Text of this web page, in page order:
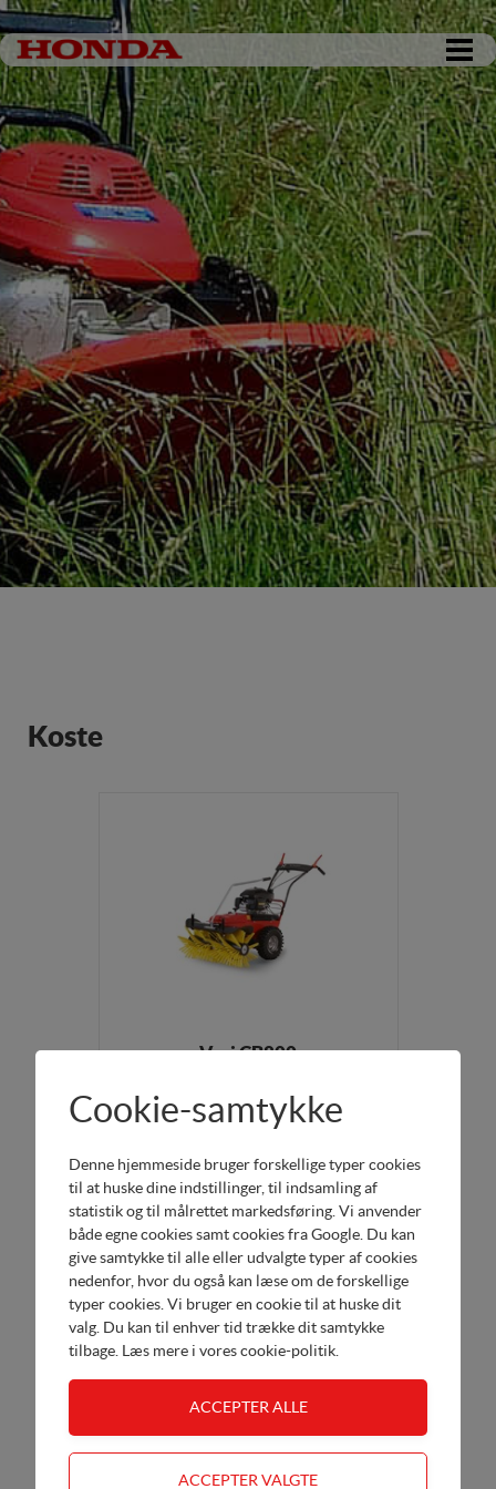
DKK 0,00
Gå til kassen
Tøm kurv
Koste
Vari CB800
Vari CB1000
Cookie-samtykke
Denne hjemmeside bruger forskellige typer cookies
til at huske dine indstillinger, til indsamling af
statistik og til målrettet markedsføring. Vi anvender
både egne cookies samt cookies fra Google. Du kan
give samtykke til alle eller udvalgte typer af cookies
nedenfor, hvor du også kan læse om de forskellige
typer cookies. Vi bruger en cookie til at huske dit
valg. Du kan til enhver tid trække dit samtykke
tilbage. Læs mere i vores cookie-politik